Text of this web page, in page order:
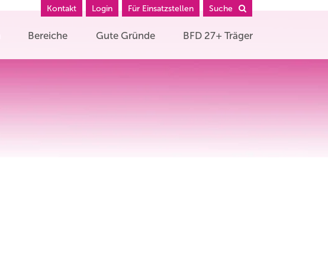
Kontakt Login Für Einsatzstellen Suche
Bereiche Gute Gründe BFD 27+ Träger